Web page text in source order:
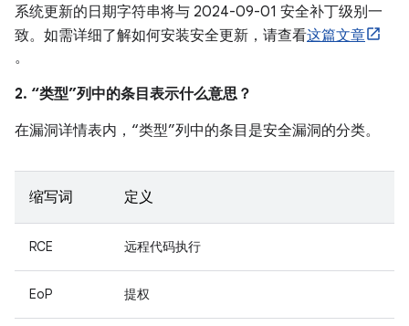
系统更新的日期字符串将与 2024-09-01 安全补丁级别一
致。如需详细了解如何安装安全更新，请查看这篇文章
。
2. “类型”列中的条目表示什么意思？
在漏洞详情表内，“类型”列中的条目是安全漏洞的分类。
缩写词 定义
RCE 远程代码执行
EoP 提权